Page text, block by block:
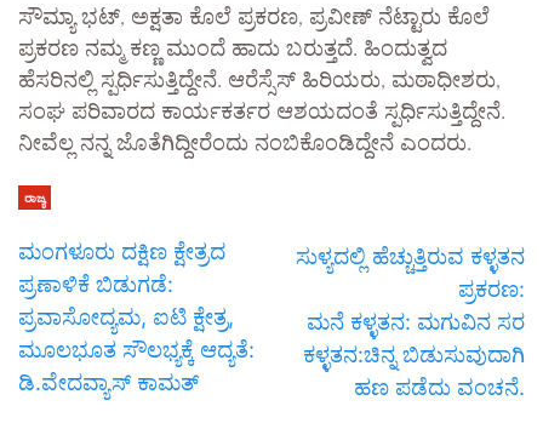
ಸೌಮ್ಯಾ ಭಟ್, ಅಕ್ಷತಾ ಕೊಲೆ ಪ್ರಕರಣ, ಪ್ರವೀಣ್ ನೆಟ್ಟಾರು ಕೊಲೆ
ಪ್ರಕರಣ ನಮ್ಮ ಕಣ್ಣ ಮುಂದೆ ಹಾದು ಬರುತ್ತದೆ. ಹಿಂದುತ್ವದ
ಹೆಸರಿನಲ್ಲಿ ಸ್ಪರ್ಧಿಸುತ್ತಿದ್ದೇನೆ. ಆರೆಸ್ಸೆಸ್ ಹಿರಿಯರು, ಮಠಾಧೀಶರು,
ಸಂಘ ಪರಿವಾರದ ಕಾರ್ಯಕರ್ತರ ಆಶಯದಂತೆ ಸ್ಪರ್ಧಿಸುತ್ತಿದ್ದೇನೆ.
ನೀವೆಲ್ಲ ನನ್ನ ಜೊತೆಗಿದ್ದೀರೆಂದು ನಂಬಿಕೊಂಡಿದ್ದೇನೆ ಎಂದರು.
ರಾಜ್ಯ
ಮಂಗಳೂರು ದಕ್ಷಿಣ ಕ್ಷೇತ್ರದ
ಪ್ರಣಾಳಿಕೆ ಬಿಡುಗಡೆ:
ಪ್ರವಾಸೋದ್ಯಮ, ಐಟಿ ಕ್ಷೇತ್ರ,
ಮೂಲಭೂತ ಸೌಲಭ್ಯಕ್ಕೆ ಆದ್ಯತೆ:
ಡಿ.ವೇದವ್ಯಾಸ್ ಕಾಮತ್
ಸುಳ್ಯದಲ್ಲಿ ಹೆಚ್ಚುತ್ತಿರುವ ಕಳ್ಳತನ
ಪ್ರಕರಣ:
ಮನೆ ಕಳ್ಳತನ: ಮಗುವಿನ ಸರ
ಕಳ್ಳತನ:ಚಿನ್ನ ಬಿಡುಸುವುದಾಗಿ
ಹಣ ಪಡೆದು ವಂಚನೆ.